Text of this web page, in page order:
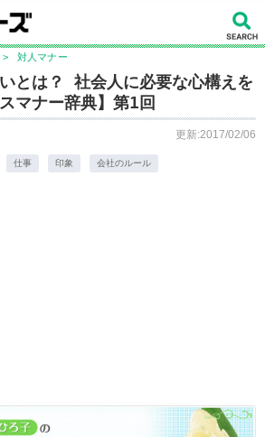
> 対人マナー
とは？ 社会人に必要な心構えを
マナー辞典】第1回
更新:2017/02/06
仕事 印象 会社のルール